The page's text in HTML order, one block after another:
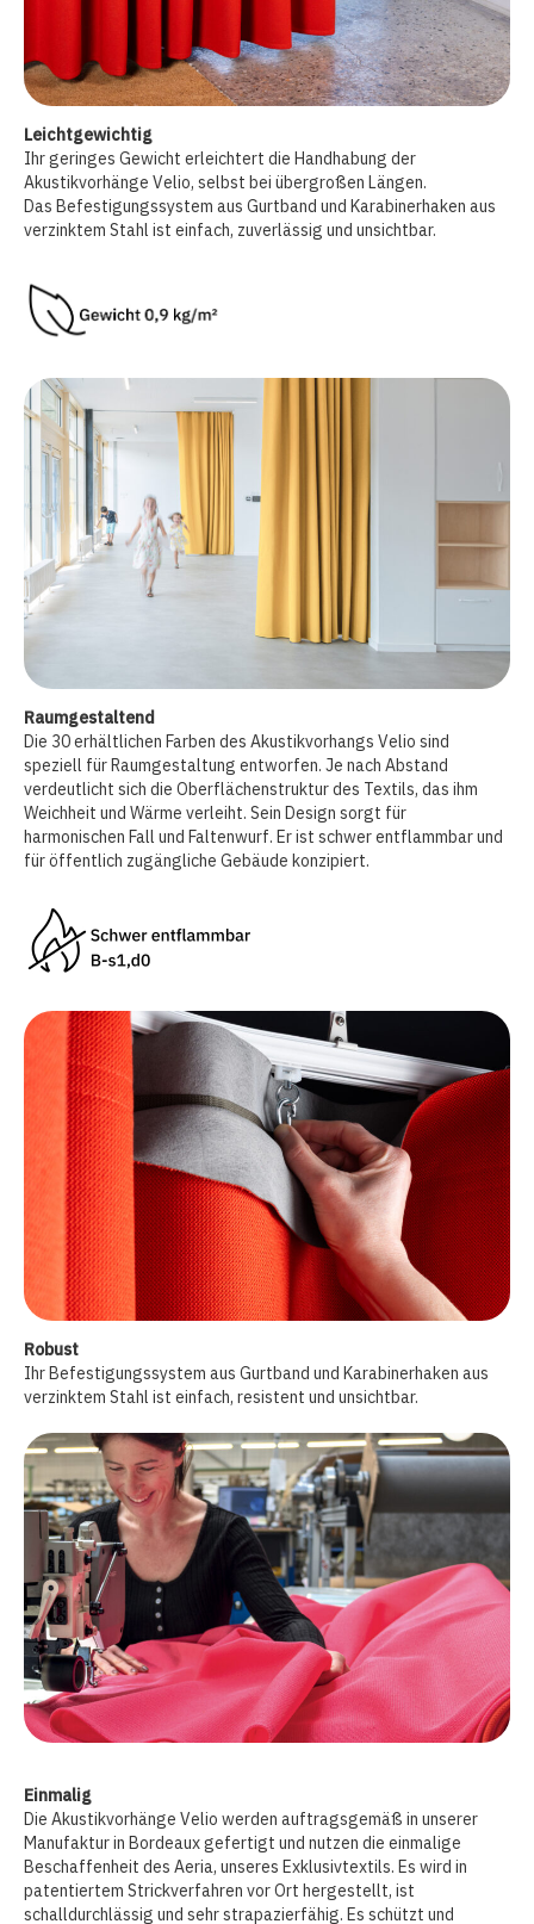
Leichtgewichtig
Ihr geringes Gewicht erleichtert die Handhabung der
Akustikvorhänge Velio, selbst bei übergroßen Längen.
Das Befestigungssystem aus Gurtband und Karabinerhaken aus
verzinktem Stahl ist einfach, zuverlässig und unsichtbar.
Raumgestaltend
Die 30 erhältlichen Farben des Akustikvorhangs Velio sind
speziell für Raumgestaltung entworfen. Je nach Abstand
verdeutlicht sich die Oberflächenstruktur des Textils, das ihm
Weichheit und Wärme verleiht. Sein Design sorgt für
harmonischen Fall und Faltenwurf. Er ist schwer entflammbar und
für öffentlich zugängliche Gebäude konzipiert.
Robust
Ihr Befestigungssystem aus Gurtband und Karabinerhaken aus
verzinktem Stahl ist einfach, resistent und unsichtbar.
Einmalig
Die Akustikvorhänge Velio werden auftragsgemäß in unserer
Manufaktur in Bordeaux gefertigt und nutzen die einmalige
Beschaffenheit des Aeria, unseres Exklusivtextils. Es wird in
patentiertem Strickverfahren vor Ort hergestellt, ist
schalldurchlässig und sehr strapazierfähig. Es schützt und